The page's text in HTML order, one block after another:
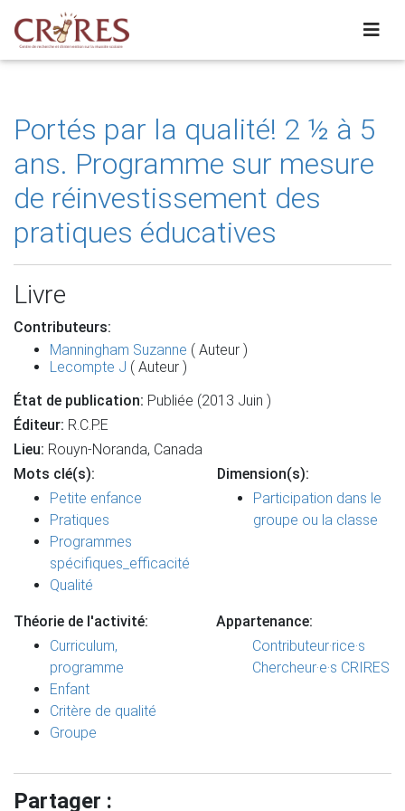
Portés par la qualité! 2 ½ à 5
ans. Programme sur mesure
de réinvestissement des
pratiques éducatives
Livre
Contributeurs:
Manningham Suzanne ( Auteur )
Lecompte J ( Auteur )
État de publication: Publiée (2013 Juin )
Éditeur: R.C.P.E
Lieu: Rouyn-Noranda, Canada
Mots clé(s):
Petite enfance
Pratiques
Programmes
spécifiques_efficacité
Qualité
Dimension(s):
Participation dans le
groupe ou la classe
Théorie de l'activité:
Curriculum,
programme
Enfant
Critère de qualité
Groupe
Appartenance:
Contributeur·rice·s
Chercheur·e·s CRIRES
Partager :